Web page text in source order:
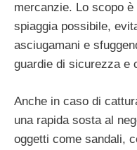
mercanzie. Lo scopo
spiaggia possibile,
asciugamani e
guardie di sicurezza e
Anche in caso di
una rapida sosta al
oggetti come sandali,